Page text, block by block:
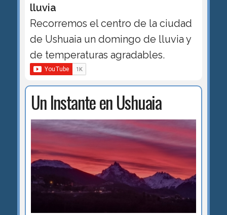
lluvia
Recorremos el centro de la ciudad
de Ushuaia un domingo de lluvia y
de temperaturas agradables.
Un Instante en Ushuaia